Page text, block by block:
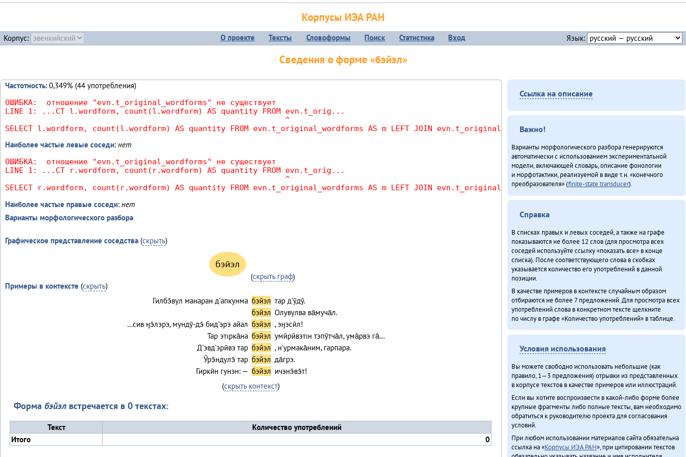
Корпусы ИЭА РАН
Корпус: О проекте Тексты Словоформы Поиск Статистика Вход Язык:
Сведения о форме «бэйэл»
Частотность: 0,349% (44 употребления)
ОШИБКА:  отношение "evn.t_original_wordforms" не существует
LINE 1: ...CT l.wordform, count(l.wordform) AS quantity FROM evn.t_orig...
                                                             ^
SELECT l.wordform, count(l.wordform) AS quantity FROM evn.t_original_wordforms AS m LEFT JOIN evn.t_original_wordforms AS l USING (sentence)
Наиболее частые левые соседи: нет
ОШИБКА:  отношение "evn.t_original_wordforms" не существует
LINE 1: ...CT r.wordform, count(r.wordform) AS quantity FROM evn.t_orig...
                                                             ^
SELECT r.wordform, count(r.wordform) AS quantity FROM evn.t_original_wordforms AS m LEFT JOIN evn.t_original_wordforms AS r USING (sentence)
Наиболее частые правые соседи: нет
Варианты морфологического разбора
Графическое представление соседства(скрыть)
бэйэл
(скрыть граф)
Примеры в контексте (скрыть)
Гилбэ̄вул манаран д'апкунма бэйэл тар д'ӯдӯ.
бэйэл Олувулва ва̄муча̄л.
…сив ӈэ̄лэрэ, мундӯ-дэ̄ бид'эрэ айал бэйэл , эӈэсӣл!
Тар этıрка̄на бэйэл умӣрӣвэтıн тэпӯтча̄л, ума̄рвэ га̄…
Д'эвд'эрӣвэ тар бэйэл , н'урмака̄ним, гарпара.
Ӯрэ̄ндулэ̄ тар бэйэл да̄грэ.
Гиркӣн гунэн: — бэйэл ичэнэ̄вэ̄т!
(скрыть контекст)
Формабэйэл встречается в 0 текстах:
Текст
Количество употреблений
Итого
0
Ссылка на описание
Важно!
Варианты морфологического разбора генерируются
автоматически с использованием экспериментальной
модели, включающей словарь, описание фонологии
и морфотактики, реализуемой в виде т.н. «конечного
преобразователя» (finite-state transducer).
Справка
В списках правых и левых соседей, а также на графе
показываются не более 12 слов (для просмотра всех
соседей используйте ссылку «показать все» в конце
списка). После соответствующего слова в скобках
указывается количество его употреблений в данной
позиции.
В качестве примеров в контексте случайным образом
отбираются не более 7 предложений. Для просмотра всех
употреблений слова в конкретном тексте щелкните
по числу в графе «Количество употреблений» в таблице.
Условия использования
Вы можете свободно использовать небольшие (как
правило, 1—3 предложения) отрывки из представленных
в корпусе текстов в качестве примеров или иллюстраций.
Если вы хотите воспроизвести в какой-либо форме более
крупные фрагменты либо полные тексты, вам необходимо
обратиться к руководителю проекта для согласования
условий.
При любом использовании материалов сайта обязательна
ссылка на «Корпусы ИЭА РАН», при цитировании текстов